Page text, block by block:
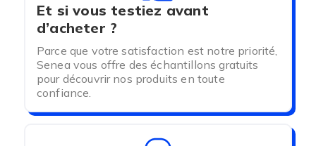
Et si vous testiez avant
d’acheter ?
Parce que votre satisfaction est notre priorité,
Senea vous offre des échantillons gratuits
pour découvrir nos produits en toute
confiance.